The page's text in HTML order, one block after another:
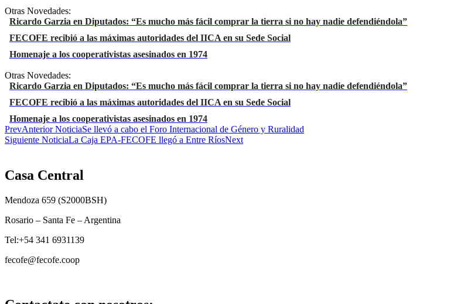
Otras Novedades:
Ricardo Garzia en Diputados: “Es mucho más fácil comprar la tierra si no hay nadie defendiéndola”
FECOFE recibió a las máximas autoridades del IICA en su Sede Social
Homenaje a los cooperativistas asesinados en 1974
Otras Novedades:
Ricardo Garzia en Diputados: “Es mucho más fácil comprar la tierra si no hay nadie defendiéndola”
FECOFE recibió a las máximas autoridades del IICA en su Sede Social
Homenaje a los cooperativistas asesinados en 1974
PrevAnterior NoticiaSe llevó a cabo el Foro Internacional de Género y Ruralidad
Siguiente NoticiaLa Caja EPA-FECOFE llegó a Entre RíosNext
Casa Central
Mendoza 659 (S2000BSH)
Rosario – Santa Fe – Argentina
Tel:+54 341 6931139
fecofe@fecofe.coop